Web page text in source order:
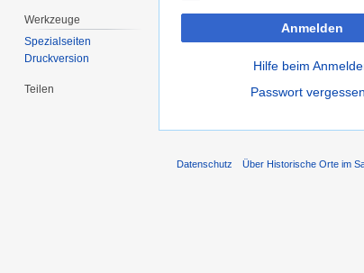
Anmelden
Hilfe beim
Passwort
Werkzeuge
Spezialseiten
Druckversion
Teilen
Datenschutz Über Historische Orte im